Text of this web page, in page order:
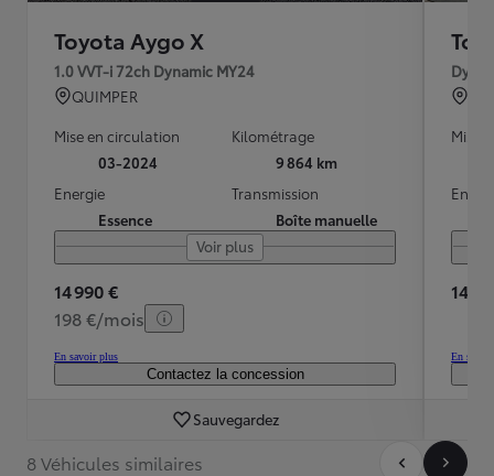
Toyota Aygo X
1.0 VVT-i 72ch Dynamic MY24
QUIMPER
Mise en circulation
03-2024
Kilométrage
9 864 km
Energie
Essence
Transmission
Boîte manuelle
Voir plus
14 990 €
198 €/mois
En savoir plus
Contactez la concession
Sauvegardez
Mise
14
En
8 Véhicules similaires